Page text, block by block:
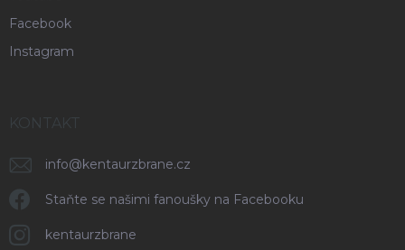
Facebook
Instagram
KONTAKT
info@kentaurzbrane.cz
Staňte se našimi fanoušky na Facebooku
kentaurzbrane